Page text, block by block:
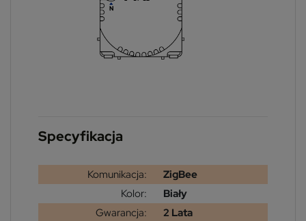
Specyfikacja
Komunikacja:
ZigBee
Kolor:
Biały
Gwarancja:
2 Lata